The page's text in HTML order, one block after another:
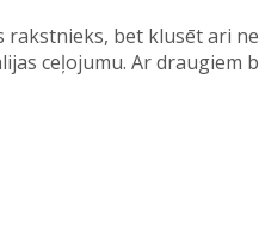
rakstnieks, bet klusēt ari
ceļojumu. Ar draugiem